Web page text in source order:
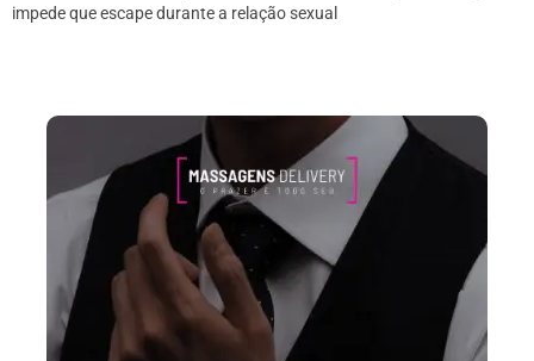
impede que escape durante a relação sexual